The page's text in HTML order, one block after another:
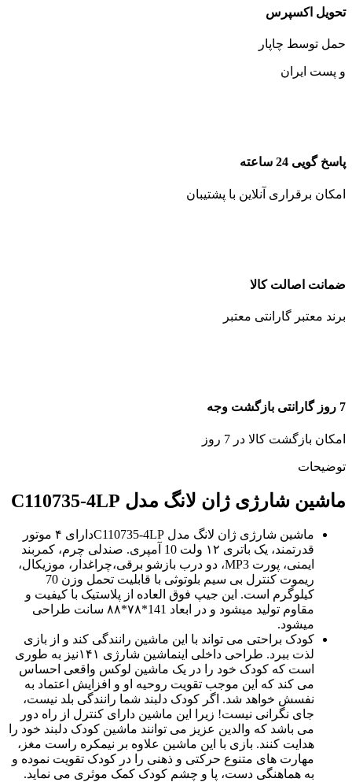
تحویل اکسپرس
حمل توسط چاپار
و پست ایران
پاسخ گویی 24 ساعته
امکان برقراری آنلاین با پشتیبان
ضمانت اصالت کالا
برند معتبر گارانتی معتبر
7 روز گارانتی بازگشت وجه
امکان بازگشت کالا در 7 روز
توضیحات
ماشین شارژی ژان لانگ مدل C110735-4LP
ماشین شارژی ژان لانگ مدل C110735-4LPدارای ۴ موتور
قدرتمند، یک باتری ۱۲ ولت 10 آمپری. صندلی چرم، کمربند
ایمنی، پورت MP3، دو درب بازشو برقی،چراغدار، موزیکال،
ریموت کنترل بی سیم بلوتوثی با قابلیت تحمل وزن 70
کیلوگرم است. این جیپ فوق العاده از پلاستیک با کیفیت و
مقاوم تولید میشود و در ابعاد 141*۷۸*۸۸ سانت طراحی
میشود.
کودک براحتی می تواند با این ماشین رانندگی کند و از بازی
لذت ببرد. طراحی داخلی اینماشین شارژی ۱۴۱نیز به طوری
است که کودک خود را در یک ماشین لوکس واقعی احساس
می کند که این موجب تقویت روحیه او و افزایش اعتماد به
نفسش خواهد شد. اگر کودک دلبند شما رانندگی بلد نیست،
جای نگرانی نیست! زیرا این ماشین دارای کنترل از راه دور
می باشد که والدین عزیز می توانند ماشین کودک دلبند خود را
هدایت کنند. بازی با این ماشین علاوه بر نیمکره راست مغز،
مهارت های متنوع حرکتی و ذهنی را در کودک تقویت نموده و
به هماهنگی دست، پا و چشم کودک کمک موثری می نماید.